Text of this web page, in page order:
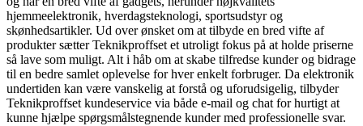
hjemmeelektronik, hverdagsteknologi, sportsudstyr og
skønhedsartikler. Ud over ønsket om at tilbyde en bred vifte af
produkter sætter Teknikproffset et utroligt fokus på at holde priserne
så lave som muligt. Alt i håb om at skabe tilfredse kunder og bidrage
til en bedre samlet oplevelse for hver enkelt forbruger. Da elektronik
undertiden kan være vanskelig at forstå og uforudsigelig, tilbyder
Teknikproffset kundeservice via både e-mail og chat for hurtigt at
kunne hjælpe spørgsmålstegnende kunder med professionelle svar.